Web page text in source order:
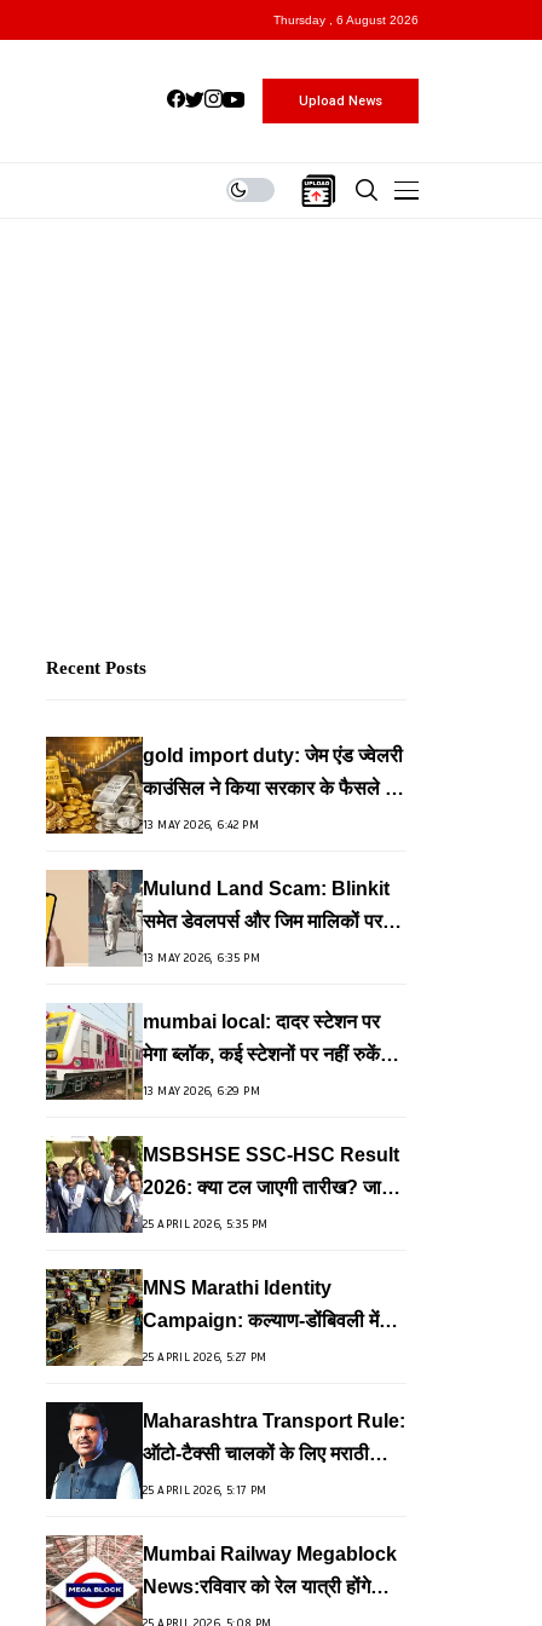
Thursday , 6 August 2026
Upload News
Recent Posts
gold import duty: जेम एंड ज्वेलरी
काउंसिल ने किया सरकार के फैसले का
समर्थन, कहा- देशहित में जरूरी कदम
13 MAY 2026, 6:42 PM
Mulund Land Scam: Blinkit
समेत डेवलपर्स और जिम मालिकों पर
FIR, वेलफेयर प्लॉट के गलत इस्तेमाल
13 MAY 2026, 6:35 PM
mumbai local: दादर स्टेशन पर
मेगा ब्लॉक, कई स्टेशनों पर नहीं रुकेंगी
ट्रेनें
13 MAY 2026, 6:29 PM
MSBSHSE SSC-HSC Result
2026: क्या टल जाएगी तारीख? जानें
कब आएगा परिणाम
25 APRIL 2026, 5:35 PM
MNS Marathi Identity
Campaign: कल्याण-डोंबिवली में
MNS का नया स्टिकर कैंपेन शुरू
25 APRIL 2026, 5:27 PM
Maharashtra Transport Rule:
ऑटो-टैक्सी चालकों के लिए मराठी
अनिवार्य; फडणवीस सरकार का बड़ा
25 APRIL 2026, 5:17 PM
Mumbai Railway Megablock
News:रविवार को रेल यात्री होंगे
बेहाल, हार्बर लाइन पर 5 घंटे का ब्रेक
25 APRIL 2026, 5:08 PM